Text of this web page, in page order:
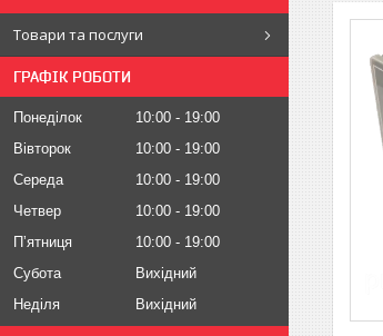
Товари та послуги
ГРАФІК РОБОТИ
Понеділок 10:00
19:00
Вівторок
10:00
19:00
Середа
10:00
19:00
Четвер
10:00
19:00
Пʼятниця
10:00
19:00
Субота
Вихідний
Неділя
Вихідний